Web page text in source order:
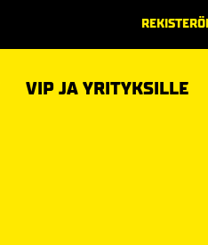
VIP JA YRITYKSILLE